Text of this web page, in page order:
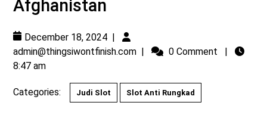
Afghanistan
December 18, 2024 |
admin@thingsiwontfinish.com | 0 Comment
|
8:47 am
Categories: Judi Slot Slot Anti Rungkad